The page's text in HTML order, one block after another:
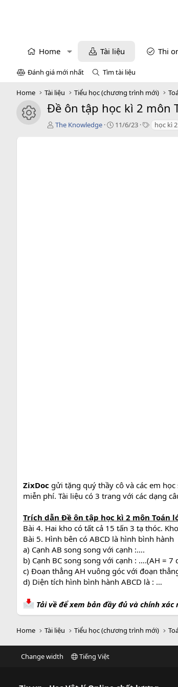
Home Tài liệu Thi
Đánh giá mới nhất Tìm tài liệu
Home Tài liệu Tiểu học (chương trình mới)
icon tài liệu
Đề ôn tập học kì 2 môn
T
The Knowledge
C11/6/23
T học kì 2
ZixDoc gửi tặng quý thầy cô và các em học
miễn phí. Tài liệu có 3 trang với các dạng
Trích dẫn Đề ôn tập học kì 2 môn Toán
Bài 4. Hai kho có tất cả 15 tấn 3 tạ thóc.
Bài 5. Hình bên có ABCD là hình bình hành
a) Cạnh AB song song với cạnh :….
b) Cạnh BC song song với cạnh : ….(AH = 7
c) Đoạn thẳng AH vuông góc với đoạn
d) Diện tích hình bình hành ABCD là : …
Tải về để xem bản đầy đủ và chính xác
Home Tài liệu Tiểu học (chương trình mới)
Change width Tiếng Việt